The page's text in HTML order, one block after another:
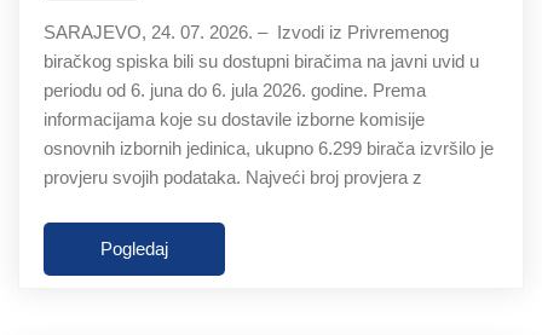
SARAJEVO, 24. 07. 2026. – Izvodi iz Privremenog
biračkog spiska bili su dostupni biračima na javni uvid u
periodu od 6. juna do 6. jula 2026. godine. Prema
informacijama koje su dostavile izborne komisije
osnovnih izbornih jedinica, ukupno 6.299 birača izvršilo je
provjeru svojih podataka. Najveći broj provjera z
Pogledaj